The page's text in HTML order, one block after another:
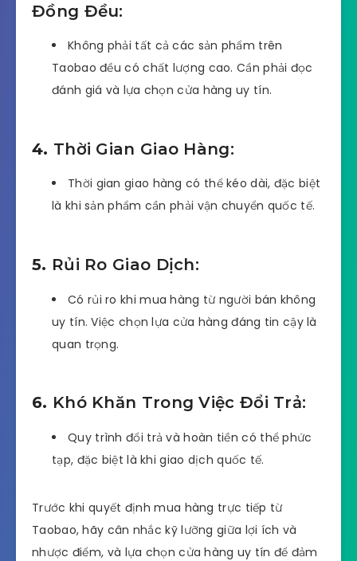
Đồng Đều:
Không phải tất cả các sản phẩm trên
Taobao đều có chất lượng cao. Cần phải đọc
đánh giá và lựa chọn cửa hàng uy tín.
4. Thời Gian Giao Hàng:
Thời gian giao hàng có thể kéo dài, đặc biệt
là khi sản phẩm cần phải vận chuyển quốc tế.
5. Rủi Ro Giao Dịch:
Có rủi ro khi mua hàng từ người bán không
uy tín. Việc chọn lựa cửa hàng đáng tin cậy là
quan trọng.
6. Khó Khăn Trong Việc Đổi Trả:
Quy trình đổi trả và hoàn tiền có thể phức
tạp, đặc biệt là khi giao dịch quốc tế.
Trước khi quyết định mua hàng trực tiếp từ
Taobao, hãy cân nhắc kỹ lưỡng giữa lợi ích và
nhược điểm, và lựa chọn cửa hàng uy tín để đảm